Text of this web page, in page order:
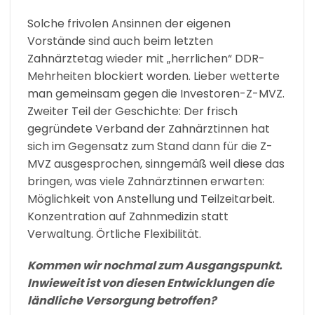
Solche frivolen Ansinnen der eigenen
Vorstände sind auch beim letzten
Zahnärztetag wieder mit „herrlichen“ DDR-
Mehrheiten blockiert worden. Lieber wetterte
man gemeinsam gegen die Investoren-Z-MVZ.
Zweiter Teil der Geschichte: Der frisch
gegründete Verband der Zahnärztinnen hat
sich im Gegensatz zum Stand dann für die Z-
MVZ ausgesprochen, sinngemäß weil diese das
bringen, was viele Zahnärztinnen erwarten:
Möglichkeit von Anstellung und Teilzeitarbeit.
Konzentration auf Zahnmedizin statt
Verwaltung. Örtliche Flexibilität.
Kommen wir nochmal zum Ausgangspunkt.
Inwieweit ist von diesen Entwicklungen die
ländliche Versorgung betroffen?